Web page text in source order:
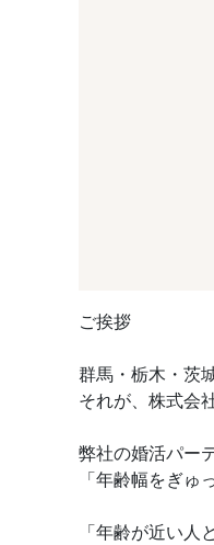
ご挨拶
群馬・栃木・茨
それが、株式会
弊社の婚活パー
「年齢幅をぎゅ
「年齢が近い人